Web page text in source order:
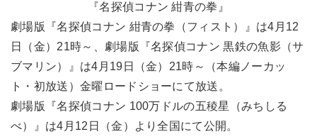
『名探偵コナン 紺青の拳』
劇場版『名探偵コナン 紺青の拳（フィスト）』は4月12
日（金）21時～、劇場版『名探偵コナン 黒鉄の魚影（サ
ブマリン）』は4月19日（金）21時～（本編ノーカッ
ト・初放送）金曜ロードショーにて放送。
劇場版『名探偵コナン 100万ドルの五稜星（みちしる
べ）』は4月12日（金）より全国にて公開。